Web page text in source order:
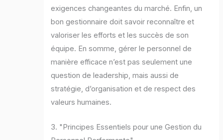
exigences changeantes du marché. Enfin, un
bon gestionnaire doit savoir reconnaître et
valoriser les efforts et les succès de son
équipe. En somme, gérer le personnel de
manière efficace n’est pas seulement une
question de leadership, mais aussi de
stratégie, d’organisation et de respect des
valeurs humaines.
3. "Principes Essentiels pour une Gestion du